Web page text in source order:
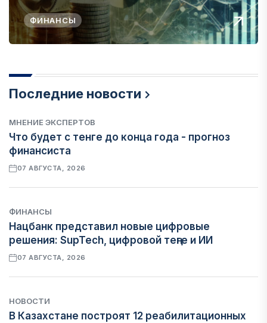
ФИНАНСЫ
Последние новости
МНЕНИЕ ЭКСПЕРТОВ
Что будет с тенге до конца года - прогноз
финансиста
07 АВГУСТА, 2026
ФИНАНСЫ
Нацбанк представил новые цифровые
решения: SupTech, цифровой теңге и ИИ
07 АВГУСТА, 2026
НОВОСТИ
В Казахстане построят 12 реабилитационных